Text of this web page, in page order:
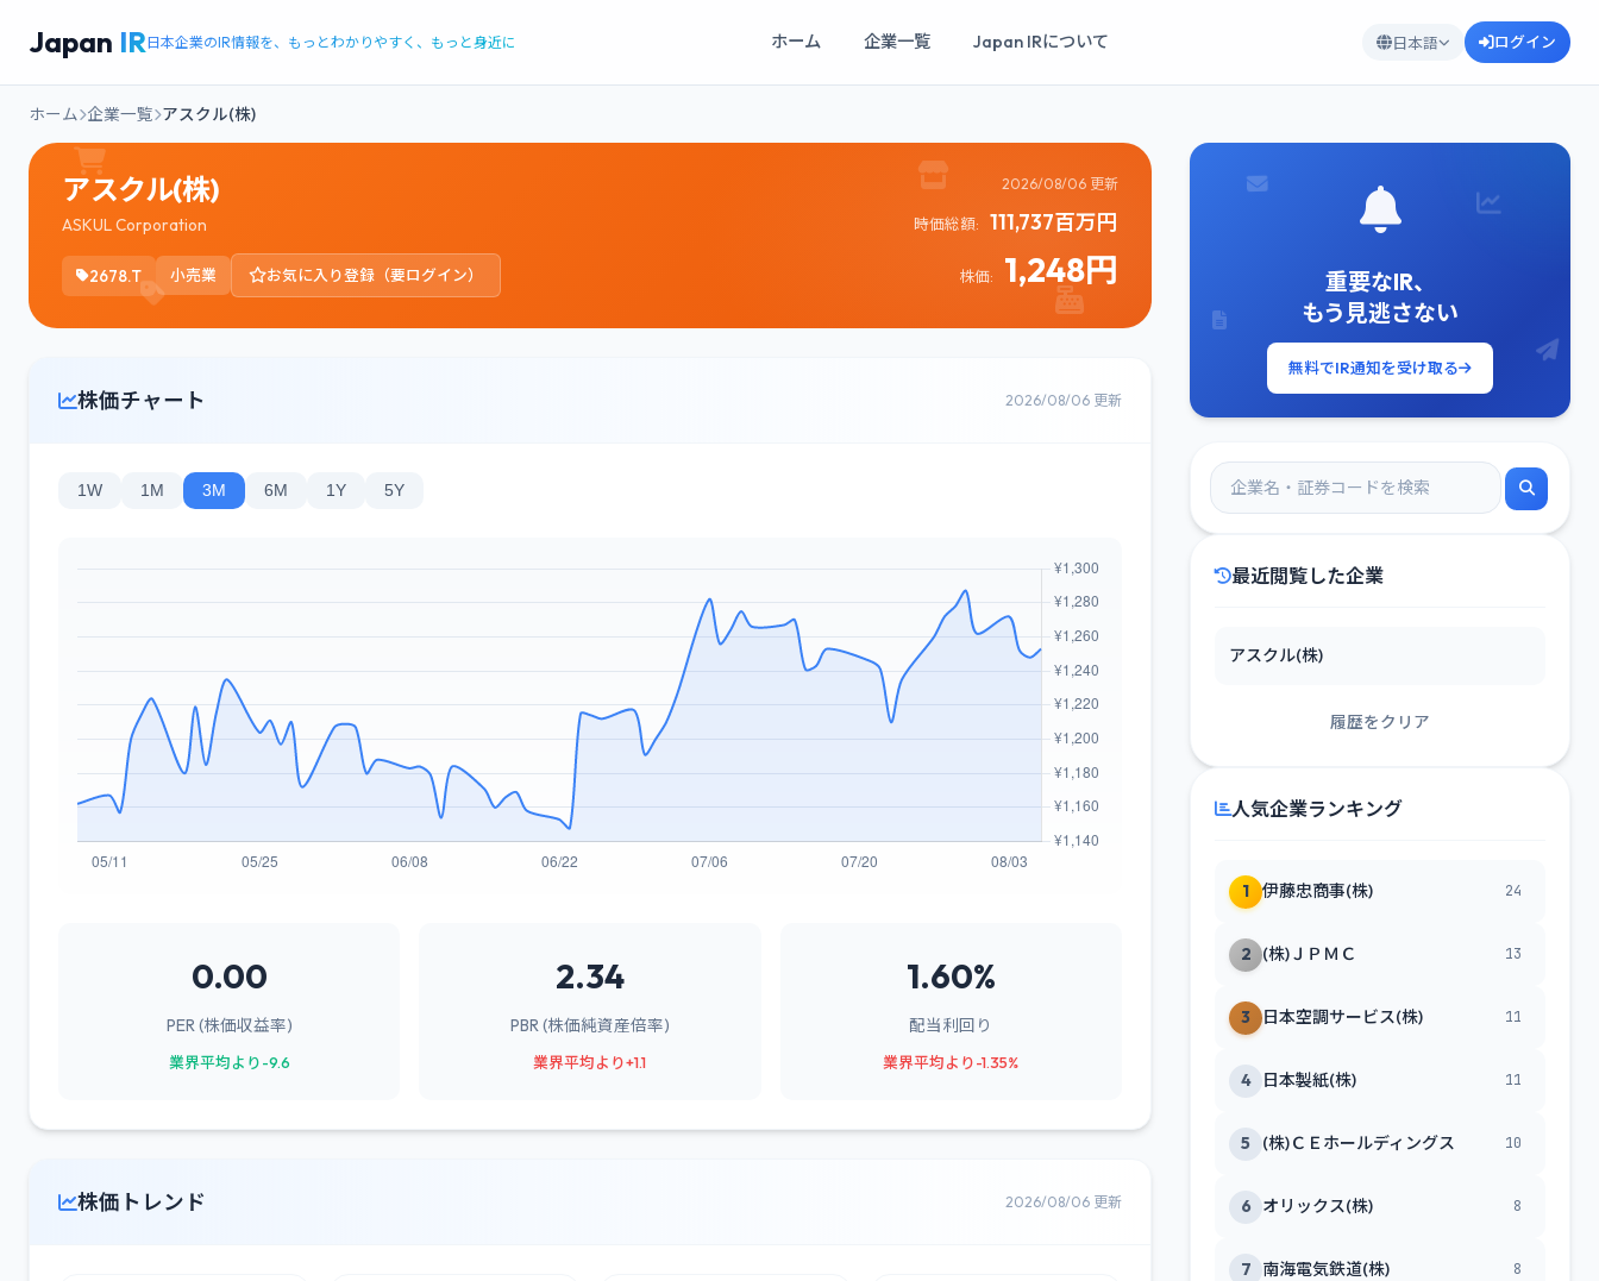
Japan IR日本企業のIR情報を、もっとわかりやすく、もっと身近に ホーム 企業一覧 Japan IRについて 日本語 ログイン
ホーム 企業一覧 アスクル(株)
アスクル(株)
ASKUL Corporation
2678.T 小売業 お気に入り登録（要ログイン）
2026/08/06 更新
時価総額: 111,737百万円
株価: 1,248円
株価チャート 2026/08/06 更新
1W 1M 3M 6M 1Y 5Y
0.00
PER (株価収益率)
業界平均より-9.6
2.34
PBR (株価純資産倍率)
業界平均より+1.1
1.60%
配当利回り
業界平均より-1.35%
株価トレンド 2026/08/06 更新
重要なIR、
もう見逃さない
無料でIR通知を受け取る
最近閲覧した企業
アスクル(株)
履歴をクリア
人気企業ランキング
1 伊藤忠商事(株) 24
2 (株)ＪＰＭＣ 13
3 日本空調サービス(株) 11
4 日本製紙(株) 11
5 (株)ＣＥホールディングス 10
6 オリックス(株) 8
7 南海電気鉄道(株) 8